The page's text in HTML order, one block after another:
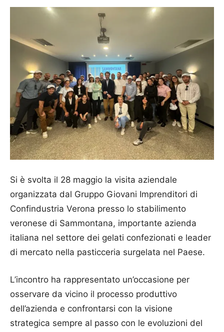
Si è svolta il 28 maggio la visita aziendale
organizzata dal Gruppo Giovani Imprenditori di
Confindustria Verona presso lo stabilimento
veronese di Sammontana, importante azienda
italiana nel settore dei gelati confezionati e leader
di mercato nella pasticceria surgelata nel Paese.
L’incontro ha rappresentato un’occasione per
osservare da vicino il processo produttivo
dell’azienda e confrontarsi con la visione
strategica sempre al passo con le evoluzioni del